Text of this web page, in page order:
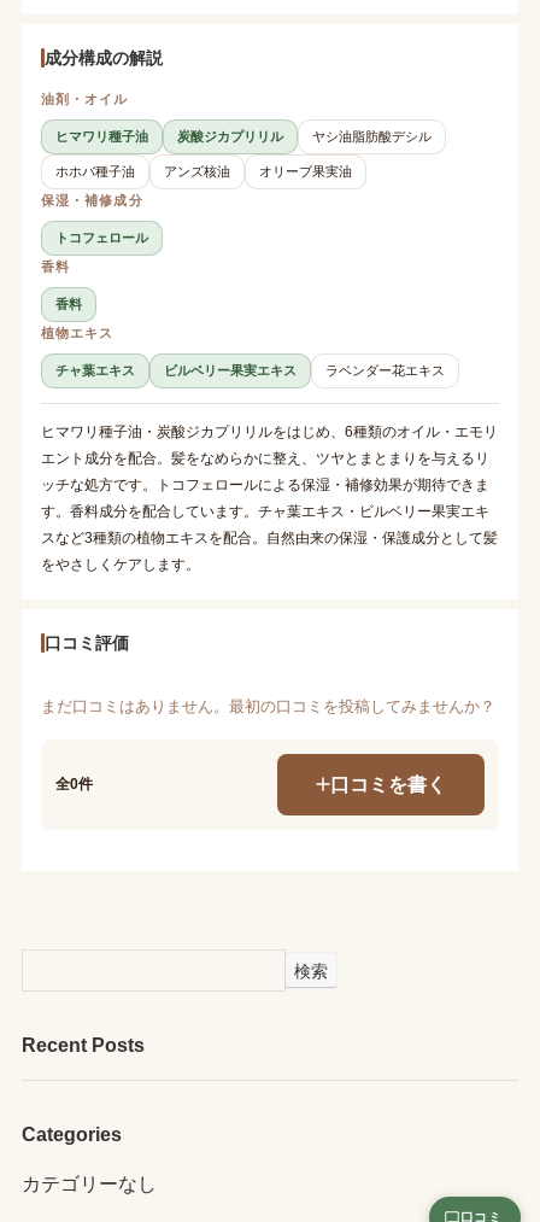
成分構成の解説
油剤・オイル
ヒマワリ種子油 炭酸ジカプリリル ヤシ油脂肪酸デシル
ホホバ種子油 アンズ核油
オリーブ果実油
保湿・補修成分
トコフェロール
香料
香料
植物エキス
チャ葉エキス ビルベリー果実エキス ラベンダー花エキス
ヒマワリ種子油・炭酸ジカプリリルをはじめ、6種類のオイル・エモリ
エント成分を配合。髪をなめらかに整え、ツヤとまとまりを与えるリ
ッチな処方です。トコフェロールによる保湿・補修効果が期待できま
す。香料成分を配合しています。チャ葉エキス・ビルベリー果実エキ
スなど3種類の植物エキスを配合。自然由来の保湿・保護成分として髪
をやさしくケアします。
口コミ評価
まだ口コミはありません。最初の口コミを投稿してみませんか？
全0件 口コミを書く
検索
Recent Posts
Categories
カテゴリーなし
口コミ